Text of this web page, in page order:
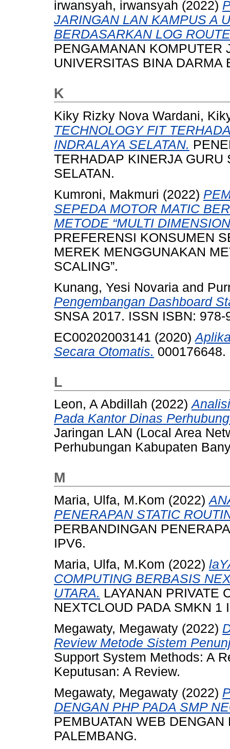
irwansyah, irwansyah (2022)
JARINGAN LAN KAMPUS A
BERDASARKAN LOG
PENGAMANAN KOMPUTER
UNIVERSITAS BINA DARMA
K
Kiky Rizky Nova Wardani,
TECHNOLOGY FIT
INDRALAYA SELATAN.
TERHADAP KINERJA GURU
SELATAN.
Kumroni, Makmuri (2022)
SEPEDA MOTOR MATIC
METODE “MULTI
PREFERENSI KONSUMEN
MEREK MENGGUNAKAN
SCALING”.
Kunang, Yesi Novaria and
Pengembangan Dashboard
SNSA 2017. ISSN ISBN:
EC00202003141 (2020)
Secara Otomatis. 000176648.
L
Leon, A Abdillah (2022)
Pada Kantor Dinas
Jaringan LAN (Local Area
Perhubungan Kabupaten
M
Maria, Ulfa, M.Kom (2022)
PENERAPAN STATIC
PERBANDINGAN
IPV6.
Maria, Ulfa, M.Kom (2022)
COMPUTING BERBASIS
UTARA. LAYANAN PRIVATE
NEXTCLOUD PADA SMKN 1
Megawaty, Megawaty (2022)
Review Metode Sistem
Support System Methods: A
Keputusan: A Review.
Megawaty, Megawaty (2022)
DENGAN PHP PADA SMP
PEMBUATAN WEB
PALEMBANG.